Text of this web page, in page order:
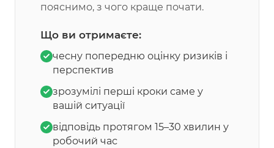
пояснимо, з чого краще почати.
Що ви отримаєте:
чесну попередню оцінку ризиків і
перспектив
зрозумілі перші кроки саме у
вашій ситуації
відповідь протягом 15–30 хвилин у
робочий час